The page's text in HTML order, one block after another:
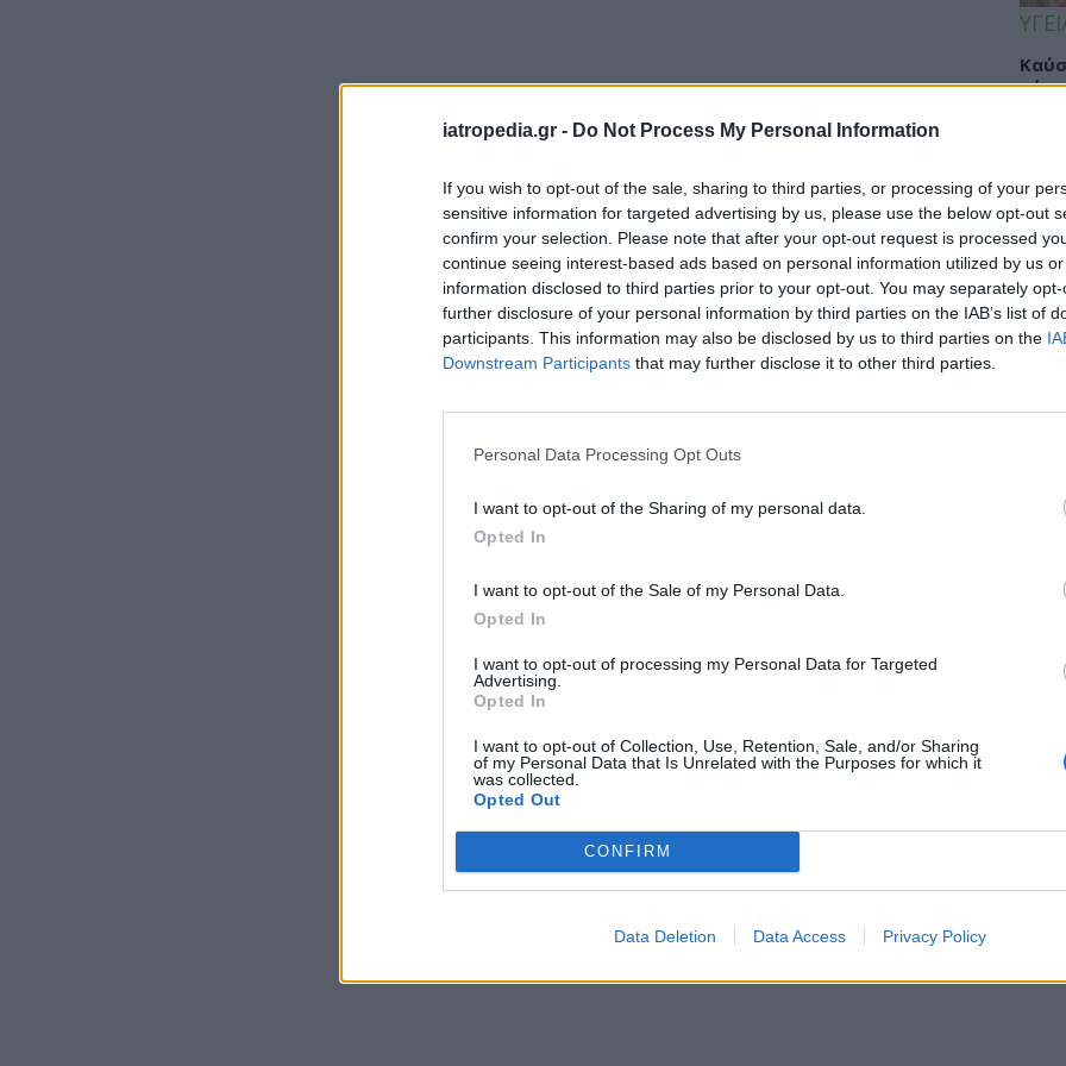
iatropedia.gr - Do Not Process My Personal Information
If you wish to opt-out of the sale, sharing to third parties, or processing of your
sensitive information for targeted advertising by us, please use the below opt-out
confirm your selection. Please note that after your opt-out request is processed
continue seeing interest-based ads based on personal information utilized by us
information disclosed to third parties prior to your opt-out. You may separately
further disclosure of your personal information by third parties on the IAB’s list of
participants. This information may also be disclosed by us to third parties on the
Downstream Participants that may further disclose it to other third parties.
Personal Data Processing Opt Outs
I want to opt-out of the Sharing of my personal data.
Opted In
I want to opt-out of the Sale of my Personal Data.
Opted In
I want to opt-out of processing my Personal Data for Targeted
Advertising.
Opted In
I want to opt-out of Collection, Use, Retention, Sale, and/or Sharing
of my Personal Data that Is Unrelated with the Purposes for which it
was collected.
Opted Out
CONFIRM
Data Deletion Data Access Privacy Policy